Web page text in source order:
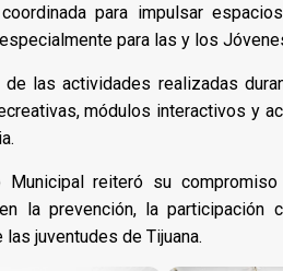
para impulsar
para las y los
de las actividades realizadas
módulos interactivos y
Municipal reiteró su
la prevención, la
juventudes de Tijuana.